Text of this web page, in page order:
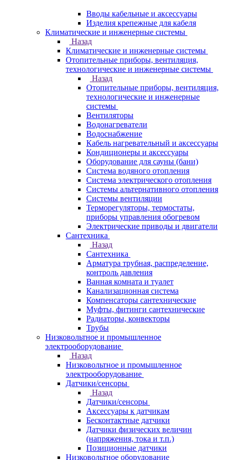
Вводы кабельные и аксессуары
Изделия крепежные для кабеля
Климатические и инженерные системы
Назад
Климатические и инженерные системы
Отопительные приборы, вентиляция,
технологические и инженерные системы
Назад
Отопительные приборы, вентиляция,
технологические и инженерные
системы
Вентиляторы
Водонагреватели
Водоснабжение
Кабель нагревательный и аксессуары
Кондиционеры и аксессуары
Оборудование для сауны (бани)
Система водяного отопления
Система электрического отопления
Системы альтернативного отопления
Системы вентиляции
Терморегуляторы, термостаты,
приборы управления обогревом
Электрические приводы и двигатели
Сантехника
Назад
Сантехника
Арматура трубная, распределение,
контроль давления
Ванная комната и туалет
Канализационная система
Компенсаторы сантехнические
Муфты, фитинги сантехнические
Радиаторы, конвекторы
Трубы
Низковольтное и промышленное
электрооборудование
Назад
Низковольтное и промышленное
электрооборудование
Датчики/сенсоры
Назад
Датчики/сенсоры
Аксессуары к датчикам
Бесконтактные датчики
Датчики физических величин
(напряжения, тока и т.п.)
Позиционные датчики
Низковольтное оборудование